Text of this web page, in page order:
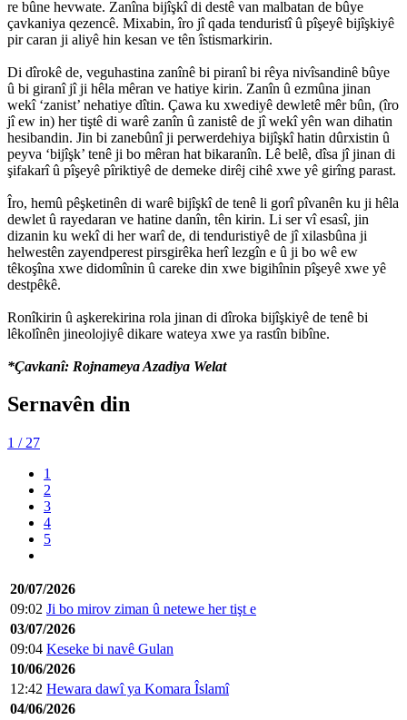
re bûne hevwate. Zanîna bijîşkî di destê van malbatan de bûye
çavkaniya qezencê. Mixabin, îro jî qada tenduristî û pîşeyê bijîşkiyê
pir caran ji aliyê hin kesan ve tên îstismarkirin.
Di dîrokê de, veguhastina zanînê bi piranî bi rêya nivîsandinê bûye
û bi giranî jî ji hêla mêran ve hatiye kirin. Zanîn û ezmûna jinan
wekî ‘zanist’ nehatiye dîtin. Çawa ku xwediyê dewletê mêr bûn, (îro
jî ew in) her tiştê di warê zanîn û zanistê de jî wekî yên wan dihatin
hesibandin. Jin bi zanebûnî ji perwerdehiya bijîşkî hatin dûrxistin û
peyva ‘bijîşk’ tenê ji bo mêran hat bikaranîn. Lê belê, dîsa jî jinan di
şifakarî û pîşeyê pîriktiyê de demeke dirêj cihê xwe yê girîng parast.
Îro, hemû pêşketinên di warê bijîşkî de tenê li gorî pîvanên ku ji hêla
dewlet û rayedaran ve hatine danîn, tên kirin. Li ser vî esasî, jin
dizanin ku wekî di her warî de, di tenduristiyê de jî xilasbûna ji
helwestên zayendperest pirsgirêka herî lezgîn e û ji bo wê ew
têkoşîna xwe didomînin û careke din xwe bigihînin pîşeyê xwe yê
destpêkê.
Ronîkirin û aşkerekirina rola jinan di dîroka bijîşkiyê de tenê bi
lêkolînên jineolojiyê dikare wateya xwe ya rastîn bibîne.
*Çavkanî: Rojnameya Azadiya Welat
Sernavên din
1 / 27
1
2
3
4
5
20/07/2026
09:02 Ji bo mirov ziman û netewe her tişt e
03/07/2026
09:04 Keseke bi navê Gulan
10/06/2026
12:42 Hewara dawî ya Komara Îslamî
04/06/2026